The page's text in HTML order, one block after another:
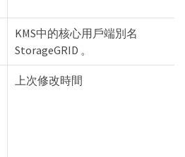
KMS中的核心用戶端別名
StorageGRID 。
上次修改時間